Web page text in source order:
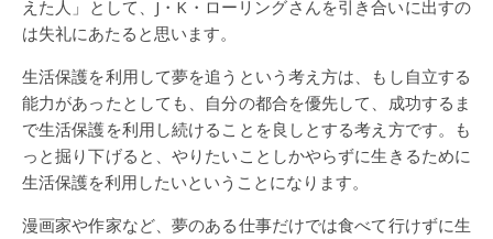
えた人」として、J・K・ローリングさんを引き合いに出すの
は失礼にあたると思います。
生活保護を利用して夢を追うという考え方は、もし自立する
能力があったとしても、自分の都合を優先して、成功するま
で生活保護を利用し続けることを良しとする考え方です。も
っと掘り下げると、やりたいことしかやらずに生きるために
生活保護を利用したいということになります。
漫画家や作家など、夢のある仕事だけでは食べて行けずに生